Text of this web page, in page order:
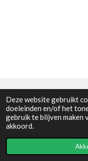
Deze website gebruikt
doeleinden en/of het
gebruik te blijven maken
akkoord.
Algemene voorwaarden
© 2021 - RC en